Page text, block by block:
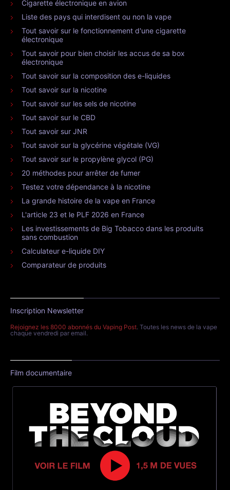
Cigarette électronique en avion
Liste des pays qui interdisent ou non la vape
Tout savoir sur le fonctionnement d'une cigarette
électronique
Tout savoir pour bien choisir les accus de sa box
électronique
Tout savoir sur la composition des e-liquides
Tout savoir sur la nicotine
Tout savoir sur les sels de nicotine
Tout savoir sur le CBD
Tout savoir sur JNR
Tout savoir sur la glycérine végétale (VG)
Tout savoir sur le propylène glycol (PG)
20 méthodes pour arrêter de fumer
Testez votre dépendance à la nicotine
La grande histoire de la vape en France
L'article 23 et le PLF 2026 en France
Les investissements de Big Tobacco dans les produits
sans combustion
Calculateur e-liquide DIY
Comparateur de produits
Inscription Newsletter
Rejoignez les 8000 abonnés du Vaping Post. Toutes les news de la vape
chaque vendredi par email.
Film documentaire